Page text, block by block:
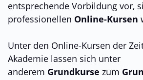
entsprechende Vorbildung vor,
professionellen Online-Kursen
Unter den Online-Kursen der
Akademie lassen sich unter
anderem Grundkurse zum